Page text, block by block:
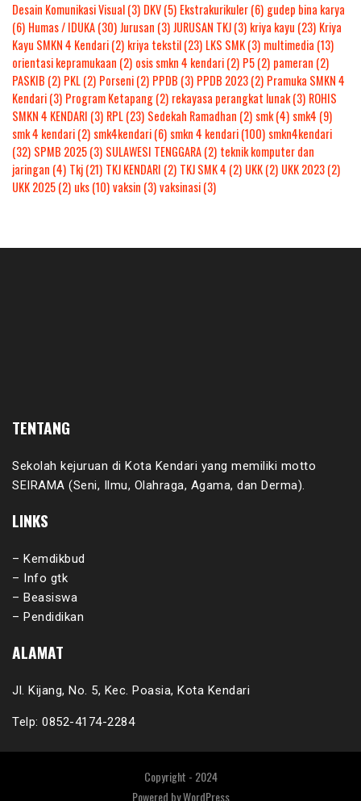
Desain Komunikasi Visual(3) DKV(5) Ekstrakurikuler(6) gudep bina karya
(6) Humas / IDUKA(30)Jurusan (3)JURUSAN TKJ(3) kriya kayu (23) Kriya
Kayu SMKN 4 Kendari(2) kriya tekstil(23) LKS SMK(3) multimedia (13)
orientasi kepramukaan (2) osis smkn 4 kendari(2) P5(2) pameran (2)
PASKIB (2) PKL(2) Porseni(2) PPDB (3) PPDB 2023(2) Pramuka SMKN 4
Kendari(3) Program Ketapang(2) rekayasa perangkat lunak(3) ROHIS
SMKN 4 KENDARI (3) RPL(23) Sedekah Ramadhan (2) smk(4) smk4 (9)
smk 4 kendari(2) smk4kendari(6) smkn 4 kendari(100) smkn4kendari
(32) SPMB 2025(3) SULAWESI TENGGARA(2) teknik komputer dan
jaringan (4) Tkj(21) TKJ KENDARI (2) TKJ SMK 4 (2) UKK(2) UKK 2023(2)
UKK 2025(2) uks(10)vaksin (3)vaksinasi(3)
TENTANG
Sekolah kejuruan di Kota Kendari yang memiliki motto
SEIRAMA (Seni, Ilmu, Olahraga, Agama, dan Derma).
LINKS
– Kemdikbud
– Info gtk
– Beasiswa
– Pendidikan
ALAMAT
Jl. Kijang, No. 5, Kec. Poasia, Kota Kendari
Telp: 0852-4174-2284
Copyright - 2024
Powered byWordPress